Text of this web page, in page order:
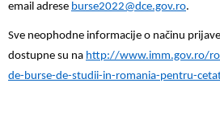
email adrese burse2022@dce.gov.ro.
Sve neophodne informacije o načinu
dostupne su na http://www.imm.gov.ro/
de-burse-de-studii-in-romania-pentru-